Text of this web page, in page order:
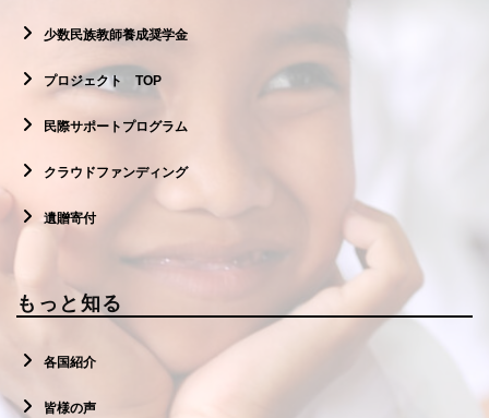
少数民族教師養成奨学金
プロジェクト TOP
民際サポートプログラム
クラウドファンディング
遺贈寄付
もっと知る
各国紹介
皆様の声